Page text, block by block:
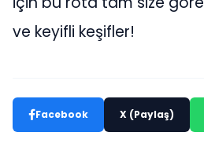
ve keyifli keşifler!
Facebook X (Paylaş)